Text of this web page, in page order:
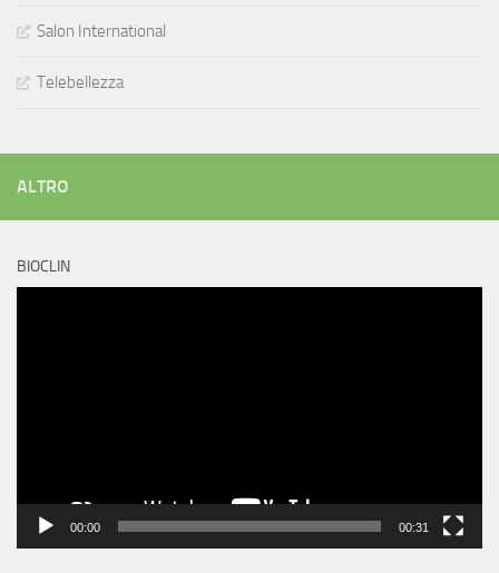
Salon International
Telebellezza
ALTRO
BIOCLIN
00:00 00:31